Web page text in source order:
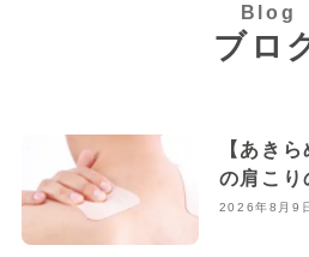
Blog
ブロ
【あき
の肩こり
2026年8月9